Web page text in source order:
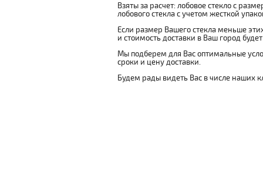
Взяты за расчет: лобовое стекло с
лобового стекла с учетом жесткой
Если размер Вашего стекла меньше
и стоимость доставки в Ваш город
Мы подберем для Вас оптимальные
сроки и цену доставки.
Будем рады видеть Вас в числе наших